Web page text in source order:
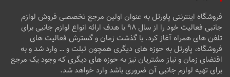
فروشگاه اینترنتی پاورتل به عنوان اولین مرجع تخصصی فروش لوازم
جانبی فعالیت خود را از سال ۹۸ با هدف ارائه انواع لوازم جانبی برای
تلفن های همراه آغاز کرد. با گذشت زمان و گسترش فعالیت های
فروشگاه، پاورتل به حوزه های دیگری همچون تبلت و … وارد شد و به
اقتضای زمان و نیاز مشتریان نیز به حوزه های دیگری که وجود یک مرجع
برای تهیه لوازم جانبی آن ضروری باشد وارد خواهد شد.